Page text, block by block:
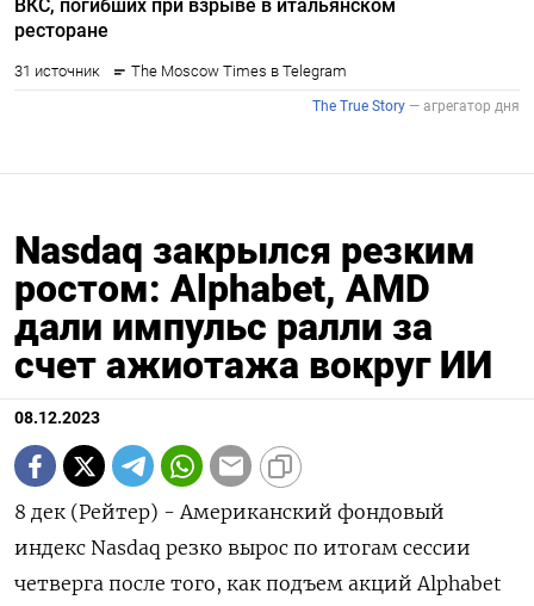
Nasdaq закрылся резким
ростом: Alphabet, AMD
дали импульс ралли за
счет ажиотажа вокруг ИИ
08.12.2023
8 дек (Рейтер) - Американский фондовый
индекс Nasdaq резко вырос по итогам сессии
четверга после того, как подъем акций Alphabet